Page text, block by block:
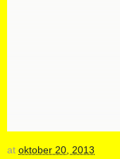
at oktober 20, 2013